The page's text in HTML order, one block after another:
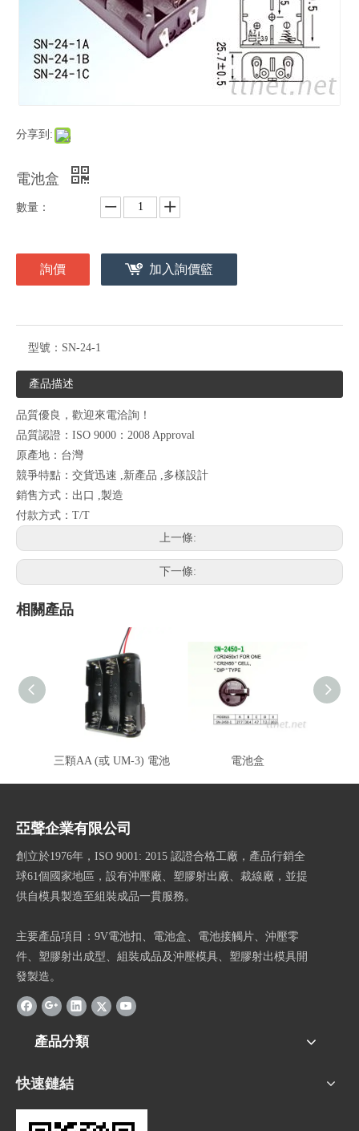
分享到:
電池盒
數量：
詢價 加入詢價籃
型號： SN-24-1
產品描述
品質優良，歡迎來電洽詢！
品質認證：ISO 9000：2008 Approval
原產地：台灣
競爭特點：交貨迅速 ,新產品 ,多樣設計
銷售方式：出口 ,製造
付款方式：T/T
上一條:
下一條:
相關產品
三顆AA (或 UM-3) 電池 電池盒
亞聲企業有限公司
創立於1976年，ISO 9001: 2015 認證合格工廠，產品行銷全
球61個國家地區，設有沖壓廠、塑膠射出廠、裁線廠，並提
供自模具製造至組裝成品一貫服務。
主要產品項目：9V電池扣、電池盒、電池接觸片、沖壓零
件、塑膠射出成型、組裝成品及沖壓模具、塑膠射出模具開
發製造。
產品分類
快速鏈結